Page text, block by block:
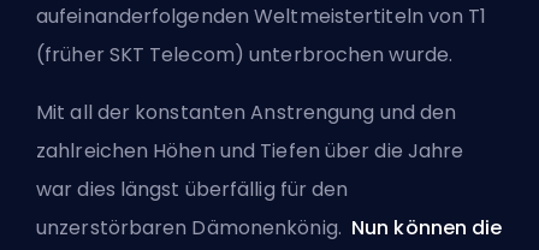
aufeinanderfolgenden Weltmeistertiteln von T1
(früher SKT Telecom) unterbrochen wurde.
Mit all der konstanten Anstrengung und den
zahlreichen Höhen und Tiefen über die Jahre
war dies längst überfällig für den
unzerstörbaren Dämonenkönig. Nun können die